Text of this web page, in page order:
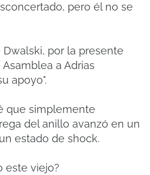
pero él no se
Dwalski, por la presente
a Adrias
apoyo".
que simplemente
del anillo avanzó en un
estado de shock.
este viejo?